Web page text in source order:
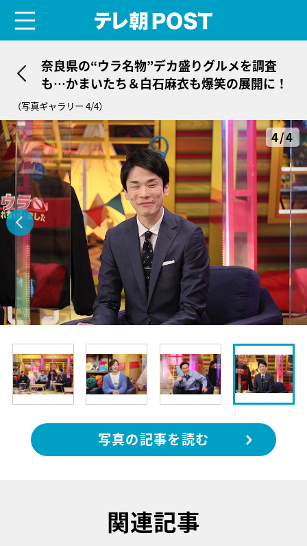
奈良県の“ウラ名物”デカ盛りグルメを調査
も…かまいたち＆白石麻衣も爆笑の展開に！
（写真ギャラリー 4/4）
4/4
写真の記事を読む
関連記事